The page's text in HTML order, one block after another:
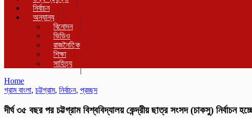
নির্বাচন
অন্যান্য
বিনোদন
ভিডিও
রাজনৈতিক
শিক্ষা
সাহিত্য
Home
গ্রাম বাংলা, চট্টগ্রাম, নির্বাচন, প্রচ্ছদ
দীর্ঘ ৩৫ বছর পর চট্টগ্রাম বিশ্ববিদ্যালয় কেন্দ্রীয় ছাত্র সংসদ (চাকসু) নির্বাচন